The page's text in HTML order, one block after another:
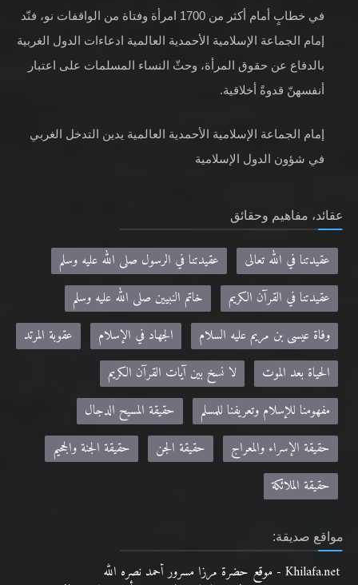
إمام الجماعة الإسلامية الأحمدية العالمية ادعاءات الدول الغربية
بالدفاع عن حقوق المرأة، وحثّ النساء المسلمات على اعتبار
إمام الجماعة الإسلامية الأحمدية العالمية يدين التدخل الغربي
عقيدتنا في الله تعالى
عقيدتنا في الرسول صلى الله عليه وسلم
عقيدتنا في القرآن الكريم
خاتم النبيين صلى الله عليه وسلم
وفاة عيسى بن مريم عليه السلام
الجهاد في الإسلام
الحياة بعد الموت
لا نسخ بين آيات القرآن الكريم
مفهومنا للإسلام وتعريفنا للمسلم
حقيقة المسيح الدجال
حقيقة الإسراء والمعراج
حقيقة الجن
حقيقة الجنة والجحيم
حقيقة الملائكة
مواقع صديقة:
Khilafa.net - موقع حضرة مرزا مسرور أحمد نصره الله
alislam.org - الموقع الرسمي للجماعة الإسلامية الأحمدية باللغة الانجليزية
MTA.TV - موقع قناة MTA الرسمي